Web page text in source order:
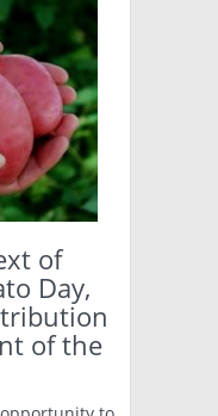
of
Day,
of the